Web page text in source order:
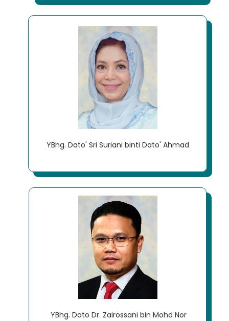
YBhg. Dato' Sri Suriani binti Dato' Ahmad
YBhg. Dato Dr. Zairossani bin Mohd Nor